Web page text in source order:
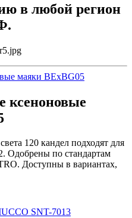
в любой регион
120 кандел подходят для
Одобрены по стандартам
Доступны в вариантах,